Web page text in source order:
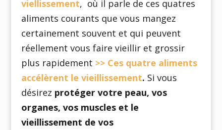
viellissement, où il parle de ces quatres
aliments courants que vous mangez
certainement souvent et qui peuvent
réellement vous faire vieillir et grossir
plus rapidement >> Ces quatre aliments
accélèrent le vieillissement. Si vous
désirez protéger votre peau, vos
organes, vos muscles et le
vieillissement de vos